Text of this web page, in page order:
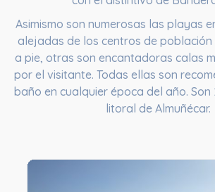
Asimismo son numerosas las playas
alejadas de los centros de población
a pie, otras son encantadoras calas
por el visitante. Todas ellas son
baño en cualquier época del año.
litoral de Almuñécar.